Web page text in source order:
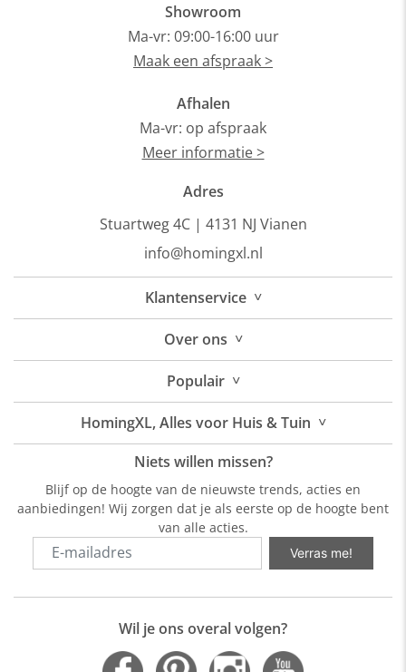
Showroom
Ma-vr: 09:00-16:00 uur
Maak een afspraak >
Afhalen
Ma-vr: op afspraak
Meer informatie >
Adres
Stuartweg 4C | 4131 NJ Vianen
info@homingxl.nl
Klantenservice ˅
Overons ˅
Populair ˅
HomingXL, Alles voor Huis & Tuin ˅
Niets willen missen?
Blijf op de hoogte van de nieuwste trends, acties en
aanbiedingen! Wij zorgen dat je als eerste op de hoogte bent
van alle acties.
Verras me!
Wil je ons overal volgen?